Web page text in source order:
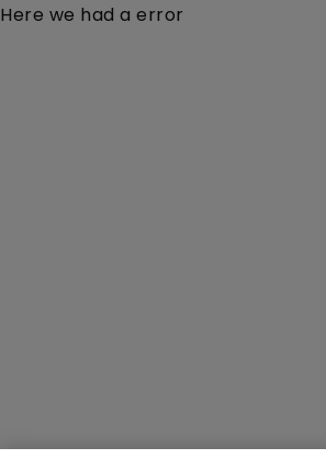
Here we had a error